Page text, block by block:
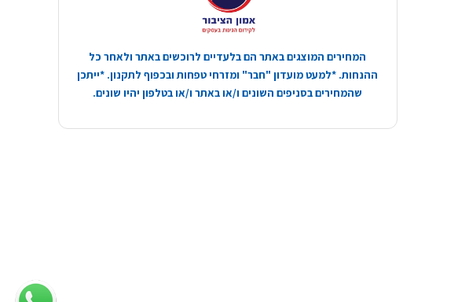
המחירים המוצגים באתר הם בלעדיים לרוכשים באתר ולאחר כל
ההנחות. *למעט מועדון "חבר" ומזרחי טפחות ובכפוף לתקנון. *ייתכן
שהמחירים בסניפים השונים ו/או באתר ו/או בטלפון יהיו שונים.